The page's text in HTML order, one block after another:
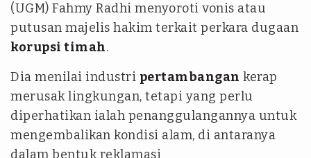
(UGM) Fahmy Radhi menyoroti vonis atau
putusan majelis hakim terkait perkara dugaan
korupsi timah.
Dia menilai industri pertambangan kerap
merusak lingkungan, tetapi yang perlu
diperhatikan ialah penanggulangannya untuk
mengembalikan kondisi alam, di antaranya
dalam bentuk reklamasi